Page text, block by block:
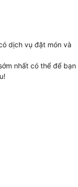
dịch vụ đặt món và
nhất có thể để bạn